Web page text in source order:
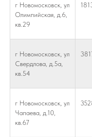
г Новомосковск, ул
Олимпийская, д.6,
кв.29
г Новомосковск, ул
Свердлова, д.5а,
кв.54
г Новомосковск, ул
Чапаева, д.10,
кв.67